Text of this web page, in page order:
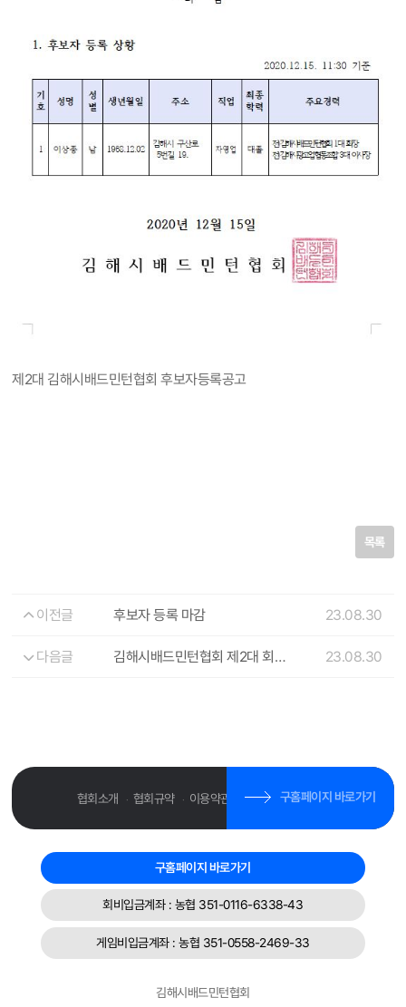
제2대 김해시배드민턴협회 후보자등록공고
목록
이전글 후보자 등록 마감 23.08.30
다음글 김해시배드민턴협회 제2대 회장 선거일정 공고[2] 23.08.30
구홈페이지 바로가기
협회소개 · 협회규약 · 이용약관 개인정보취급방침
구홈페이지 바로가기
회비입금계좌 : 농협 351-0116-6338-43
게임비입금계좌 : 농협 351-0558-2469-33
김해시배드민턴협회